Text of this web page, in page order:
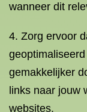
wanneer dit
4. Zorg ervoor
gemakkelijker
links naar jouw
websites.